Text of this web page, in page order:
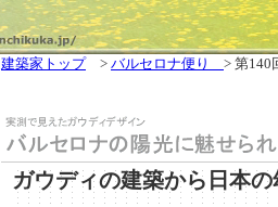
建築家トップ> バルセロナ便り > 第140
ガウディの建築から日本